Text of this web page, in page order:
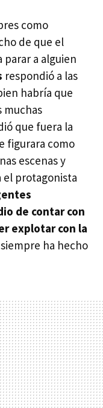
como
de que el
parar a alguien
respondió a las
habría que
muchas
que fuera la
figurara como
escenas y
el protagonista
de contar con
explotar con la
ha hecho